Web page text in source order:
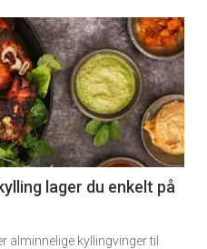
lager du enkelt på
alminnelige kyllingvinger til